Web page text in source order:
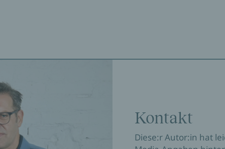
Kontakt
Diese:r Autor:in hat